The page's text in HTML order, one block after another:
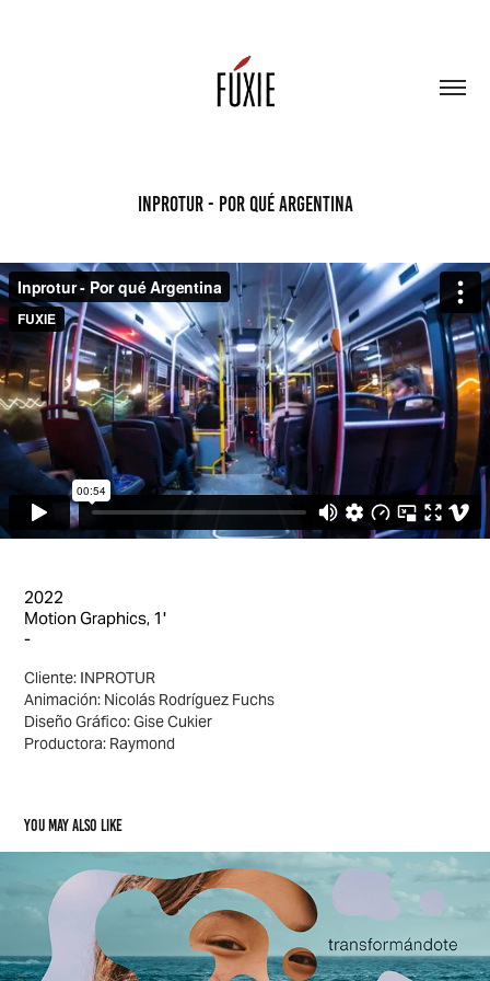
Inprotur - Por qué Argentina
2022
Motion Graphics, 1'
-
Cliente: INPROTUR
Animación: Nicolás Rodríguez Fuchs
Diseño Gráfico: Gise Cukier
Productora: Raymond
You may also like
Natura - Tiempo de relación